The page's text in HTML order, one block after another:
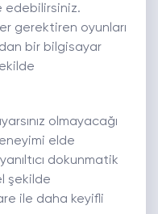
edebilirsiniz.
gerektiren oyunları
bir bilgisayar
olmayacağı
elde
dokunmatik
şekilde
ile daha keyifli